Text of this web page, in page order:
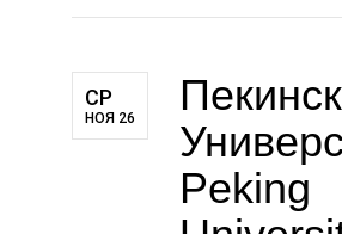
СР
НОЯ 26
Peking